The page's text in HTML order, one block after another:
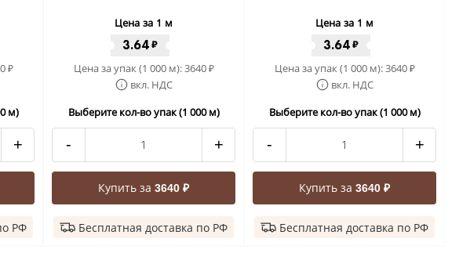
₽
м)
+
РФ
Цена за 1 м
3.64 ₽
Цена за упак (1 000 м):3640₽
вкл. НДС
Выберите кол-во упак (1 000 м)
- +
Купить за 3640 ₽
Бесплатная доставка по РФ
Цена за 1 м
3.64 ₽
Цена за упак (1 000 м):3640₽
вкл. НДС
Выберите кол-во упак (1 000 м)
- +
Купить за 3640 ₽
Бесплатная доставка по РФ